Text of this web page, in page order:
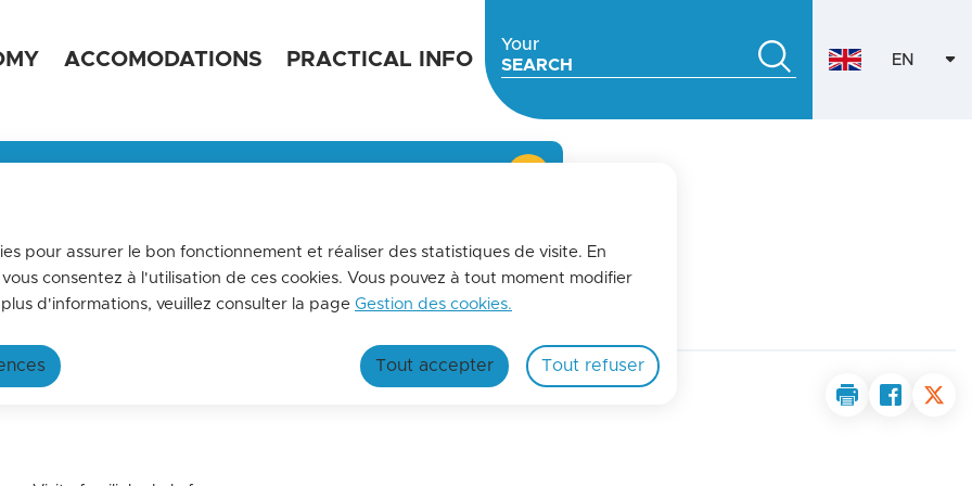
pour assurer le bon fonctionnement et réaliser des statistiques de visite. En
consentez à l'utilisation de ces cookies. Vous pouvez à tout moment modifier
d'informations, veuillez consulter la page Gestion des cookies.
Tout accepter Tout refuser
vous à la lettre d'information de l'office de tourisme !
more
de tourisme
ACCOMODATIONS PRACTICAL INFO
Your
SEARCH
EN
Duchateau
Print the page
Share